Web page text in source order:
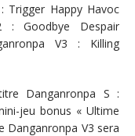
Trigger Happy Havoc
: Goodbye Despair
V3 : Killing
Danganronpa S :
jeu bonus « Ultime
Danganronpa V3 sera